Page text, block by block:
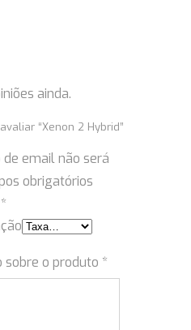
ainda.
“Xenon 2 Hybrid”
de email não será
obrigatórios
*
sobre o produto *